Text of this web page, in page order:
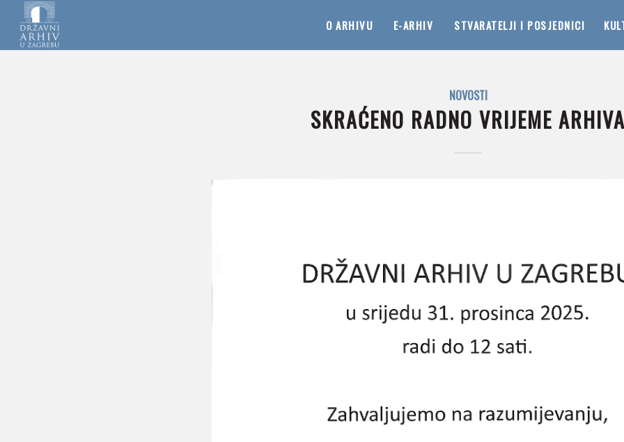
O ARHIVU E-ARHIV STVARATELJI I POSJEDNICI
NOVOSTI
SKRAĆENO RADNO VRIJEME